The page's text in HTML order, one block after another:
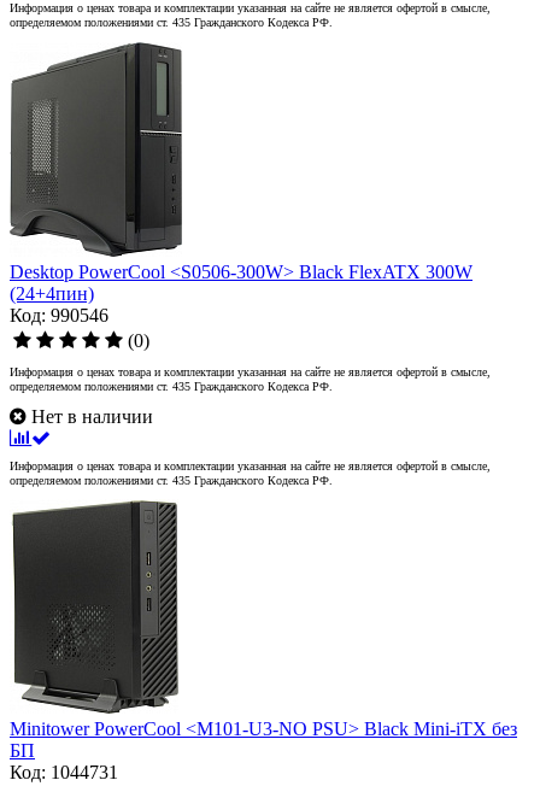
Информация о ценах товара и комплектации указанная на сайте не является офертой в смысле,
определяемом положениями ст. 435 Гражданского Кодекса РФ.
Desktop PowerCool <S0506-300W> Black FlexATX 300W
(24+4пин)
Код: 990546
(0)
Информация о ценах товара и комплектации указанная на сайте не является офертой в смысле,
определяемом положениями ст. 435 Гражданского Кодекса РФ.
Нет в наличии
Информация о ценах товара и комплектации указанная на сайте не является офертой в смысле,
определяемом положениями ст. 435 Гражданского Кодекса РФ.
Minitower PowerCool <M101-U3-NO PSU> Black Mini-iTX без
БП
Код: 1044731